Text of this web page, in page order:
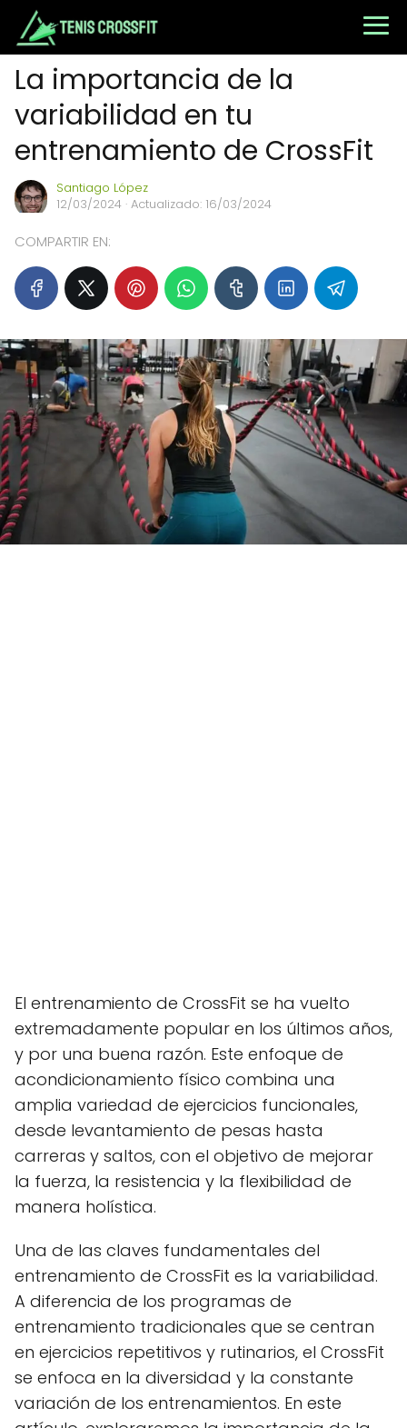
La importancia de la
variabilidad en tu
entrenamiento de CrossFit
Santiago López
12/03/2024 · Actualizado: 16/03/2024
COMPARTIR EN:
El entrenamiento de CrossFit se ha vuelto
extremadamente popular en los últimos años,
y por una buena razón. Este enfoque de
acondicionamiento físico combina una
amplia variedad de ejercicios funcionales,
desde levantamiento de pesas hasta
carreras y saltos, con el objetivo de mejorar
la fuerza, la resistencia y la flexibilidad de
manera holística.
Una de las claves fundamentales del
entrenamiento de CrossFit es la variabilidad.
A diferencia de los programas de
entrenamiento tradicionales que se centran
en ejercicios repetitivos y rutinarios, el CrossFit
se enfoca en la diversidad y la constante
variación de los entrenamientos. En este